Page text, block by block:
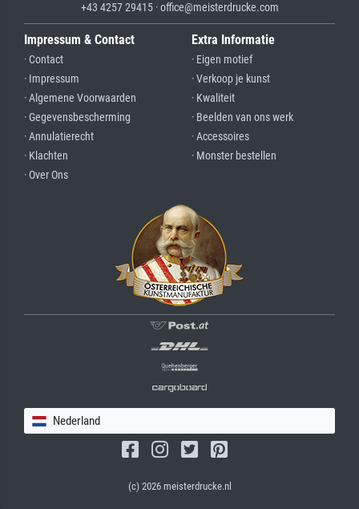
+43 4257 29415 · office@meisterdrucke.com
Impressum & Contact
· Contact
· Impressum
· Algemene Voorwaarden
· Gegevensbescherming
· Annulatierecht
· Klachten
· Over Ons
Extra Informatie
· Eigen motief
· Verkoop je kunst
· Kwaliteit
· Beelden van ons werk
· Accessoires
· Monster bestellen
Nederland
(c) 2026 meisterdrucke.nl